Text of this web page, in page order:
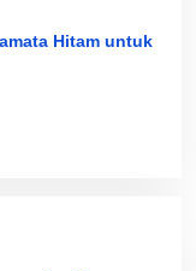
Hitam untuk